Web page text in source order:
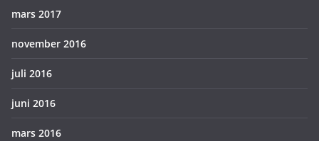
mars 2017
november 2016
juli 2016
juni 2016
mars 2016